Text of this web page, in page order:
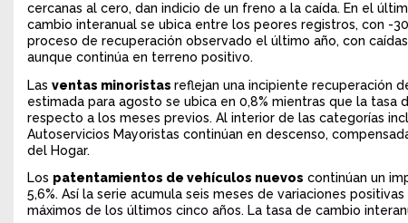
cercanas al cero, dan indicio de un freno a la caída. En el
cambio interanual se ubica entre los peores registros, con -
proceso de recuperación observado el último año, con
aunque continúa en terreno positivo.
Las ventas minoristas reflejan una incipiente recuperación
estimada para agosto se ubica en 0,8% mientras que la
respecto a los meses previos. Al interior de las categorías
Autoservicios Mayoristas continúan en descenso,
del Hogar.
Los patentamientos de vehículos nuevos continúan un
5,6%. Así la serie acumula seis meses de variaciones
máximos de los últimos cinco años. La tasa de cambio